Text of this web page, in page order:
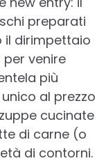
preparati
il dirimpettaio
per venire
più
al prezzo
cucinate
di carne (o
di contorni.